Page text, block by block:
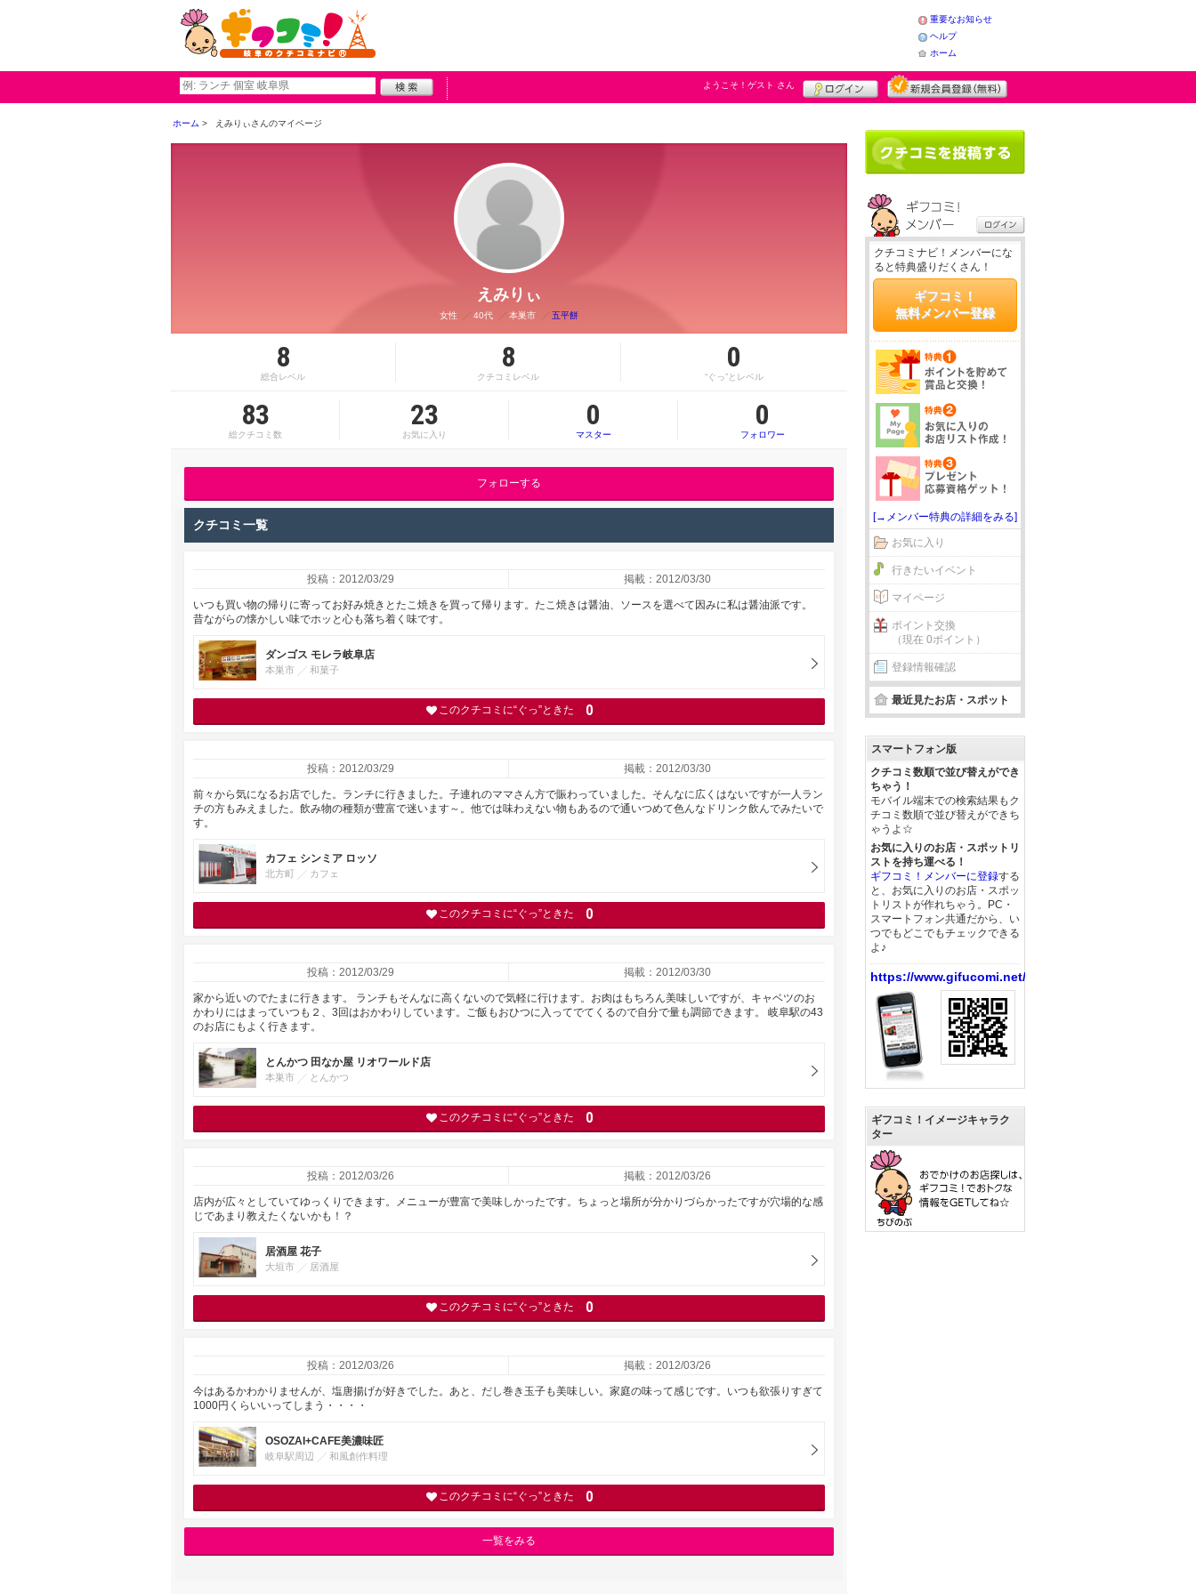
重要なお知らせ
ヘルプ
ホーム
ようこそ！ ゲスト さん
ホーム えみりぃさんのマイページ
えみりぃ
女性 40代 本巣市 五平餅
8
総合レベル
8
クチコミレベル
0
“ぐっ”とレベル
83
総クチコミ数
23
お気に入り
0
マスター
0
フォロワー
フォローする
クチコミ一覧
投稿：2012/03/29 掲載：2012/03/30
いつも買い物の帰りに寄ってお好み焼きとたこ焼きを買って帰ります。たこ焼きは醤油、ソースを選べて因みに私は醤油派です。
昔ながらの懐かしい味でホッと心も落ち着く味です。
ダンゴス モレラ岐阜店
本巣市 和菓子
このクチコミに“ぐっ”ときた 0
投稿：2012/03/29 掲載：2012/03/30
前々から気になるお店でした。ランチに行きました。子連れのママさん方で賑わっていました。そんなに広くはないですが一人ラン
チの方もみえました。飲み物の種類が豊富で迷います～。他では味わえない物もあるので通いつめて色んなドリンク飲んでみたいで
す。
カフェ シンミア ロッソ
北方町 カフェ
このクチコミに“ぐっ”ときた 0
投稿：2012/03/29 掲載：2012/03/30
家から近いのでたまに行きます。 ランチもそんなに高くないので気軽に行けます。お肉はもちろん美味しいですが、キャベツのお
かわりにはまっていつも２、3回はおかわりしています。ご飯もおひつに入ってでてくるので自分で量も調節できます。 岐阜駅の43
のお店にもよく行きます。
とんかつ 田なか屋 リオワールド店
本巣市 とんかつ
このクチコミに“ぐっ”ときた 0
投稿：2012/03/26 掲載：2012/03/26
店内が広々としていてゆっくりできます。メニューが豊富で美味しかったです。ちょっと場所が分かりづらかったですが穴場的な感
じであまり教えたくないかも！？
居酒屋 花子
大垣市 居酒屋
このクチコミに“ぐっ”ときた 0
投稿：2012/03/26 掲載：2012/03/26
今はあるかわかりませんが、塩唐揚げが好きでした。あと、だし巻き玉子も美味しい。家庭の味って感じです。いつも欲張りすぎて
1000円くらいいってしまう・・・・
OSOZAI+CAFE美濃味匠
岐阜駅周辺 和風創作料理
このクチコミに“ぐっ”ときた 0
一覧をみる
クチコミナビ！メンバーにな
ると特典盛りだくさん！
ギフコミ！
無料メンバー登録
[→メンバー特典の詳細をみる]
お気に入り
行きたいイベント
マイページ
ポイント交換
（現在 0ポイント）
登録情報確認
最近見たお店・スポット
スマートフォン版
クチコミ数順で並び替えができ
ちゃう！
モバイル端末での検索結果もク
チコミ数順で並び替えができち
ゃうよ☆
お気に入りのお店・スポットリ
ストを持ち運べる！
ギフコミ！メンバーに登録する
と、お気に入りのお店・スポッ
トリストが作れちゃう。PC・
スマートフォン共通だから、い
つでもどこでもチェックできる
よ♪
https://www.gifucomi.net/
ギフコミ！イメージキャラク
ター